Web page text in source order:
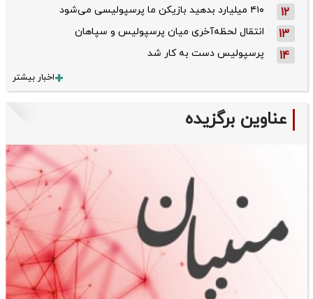
12 ۴۱۰ میلیارد بدهید بازیکن ما پرسپولیسی می‌شود
13 انتقال لحظه‌آخری میان پرسپولیس و سپاهان
14 پرسپولیس دست به کار شد
اخبار بیشتر
عناوین برگزیده